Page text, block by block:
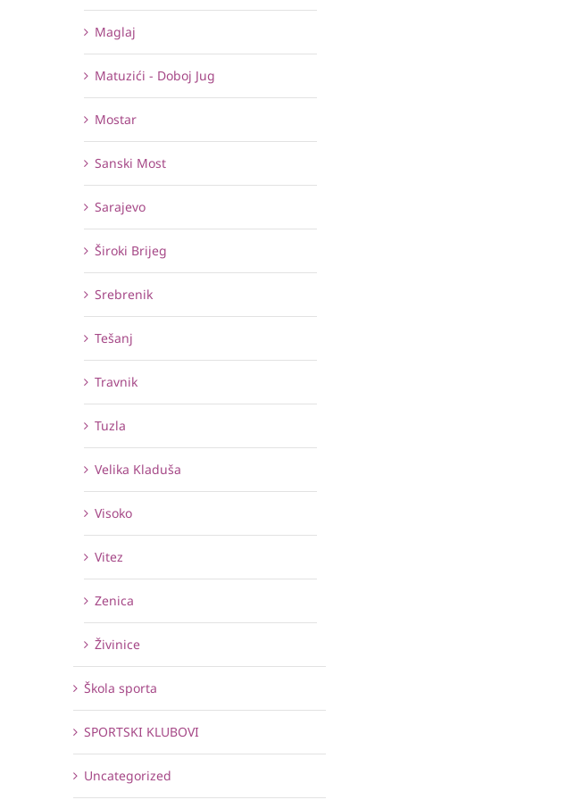
Maglaj
Matuzići - Doboj Jug
Mostar
Sanski Most
Sarajevo
Široki Brijeg
Srebrenik
Tešanj
Travnik
Tuzla
Velika Kladuša
Visoko
Vitez
Zenica
Živinice
Škola sporta
SPORTSKI KLUBOVI
Uncategorized